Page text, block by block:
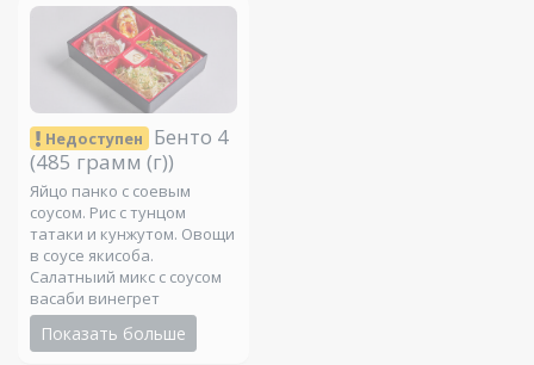
Недоступен
Бенто 4
(485 грамм (г))
Яйцо панко с соевым
соусом. Рис с тунцом
татаки и кунжутом. Овощи
в соусе якисоба.
Салатныий микс с соусом
васаби винегрет
Показать больше